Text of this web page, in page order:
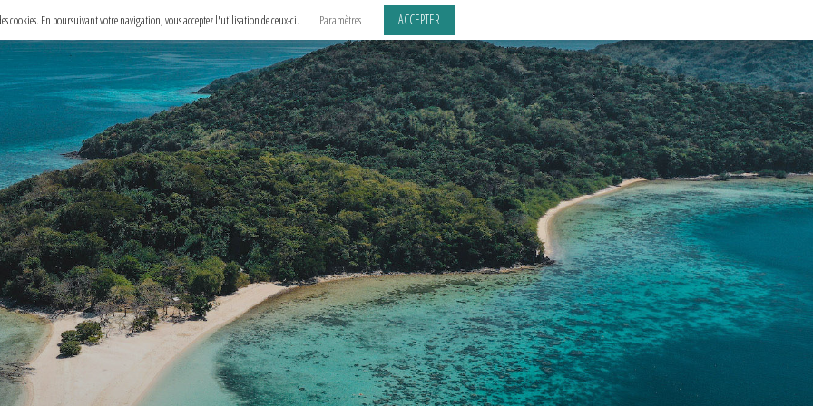
cookies. En poursuivant votre navigation, vous acceptez l'utilisation de ceux-ci. Paramètres ACCEPTER